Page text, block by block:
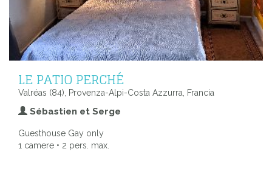
LE PATIO PERCHÉ
Valréas (84), Provenza-Alpi-Costa Azzurra, Francia
Sébastien et Serge
Guesthouse Gay only
1 camere • 2 pers. max.